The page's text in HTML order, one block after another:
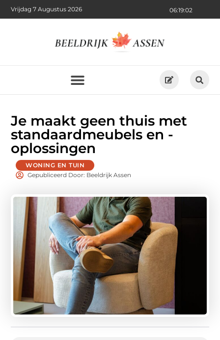
06:19:04
Vrijdag 7 Augustus 2026
Je maakt geen thuis met
standaardmeubels en -
oplossingen
WONING EN TUIN
Gepubliceerd Door: Beeldrijk Assen